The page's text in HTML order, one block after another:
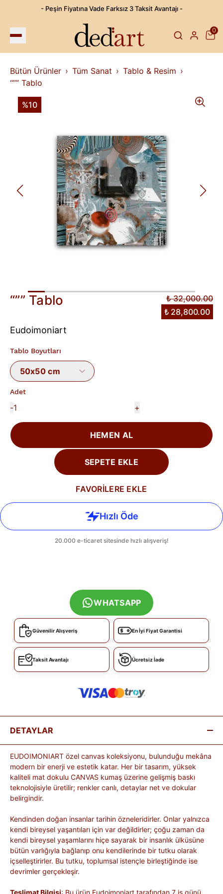
- Peşin Fiyatına Vade Farksız 3 Taksit Avantajı -
0
Bütün Ürünler Tüm Sanat
Tablo & Resim
“”” Tablo
%10
“”” Tablo
₺ 32,000.00
₺ 28,800.00
Eudoimoniart
Tablo Boyutları
50x50 cm
Adet
- +
HEMEN AL
SEPETE EKLE
FAVORİLERE EKLE
WHATSAPP
Güvenilir Alışveriş En İyi Fiyat Garantisi
Taksit Avantajı Ücretsiz İade
DETAYLAR
EUDOIMONIART özel canvas koleksiyonu, bulunduğu mekâna
modern bir enerji ve estetik katar. Her bir tasarım, yüksek
kaliteli mat dokulu CANVAS kumaş üzerine gelişmiş baskı
teknolojisiyle üretilir; renkler canlı, detaylar net ve dokular
belirgindir.
Kendinden doğan insanlar tarihin özneleridirler. Onlar yalnızca
kendi bireysel yaşantıları için var değildirler; çoğu zaman da
kendi bireysel yaşamlarını hiçe sayarak bir insanlık ülküsüne
bütün varlığıyla bağlanıp onu kendilerinde bir tutku olarak
içselleştirirler. Bu tutku, toplumsal istençle birleştiğinde ise
devrimler gerçekleşir.
Teslimat Bilgisi: Bu ürün Eudoimoniart tarafından 7 iş günü